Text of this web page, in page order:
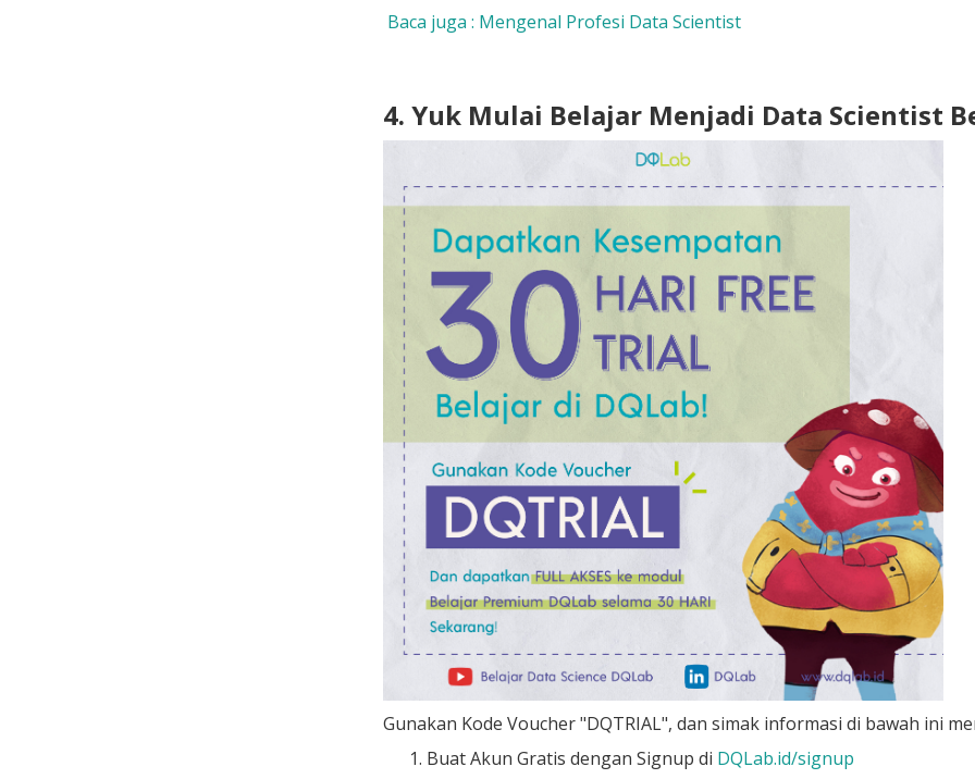
Baca juga : Mengenal Profesi Data Scientist
4. Yuk Mulai Belajar Menjadi Data Scientist
Gunakan Kode Voucher "DQTRIAL", dan simak informasi di bawah ini
Buat Akun Gratis dengan Signup di DQLab.id/signup